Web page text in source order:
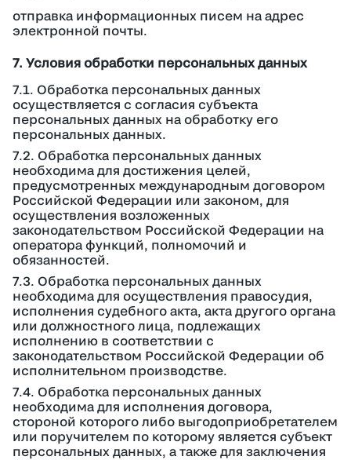
отправка информационных писем на адрес
электронной почты.
7. Условия обработки персональных данных
7.1. Обработка персональных данных
осуществляется с согласия субъекта
персональных данных на обработку его
персональных данных.
7.2. Обработка персональных данных
необходима для достижения целей,
предусмотренных международным договором
Российской Федерации или законом, для
осуществления возложенных
законодательством Российской Федерации на
оператора функций, полномочий и
обязанностей.
7.3. Обработка персональных данных
необходима для осуществления правосудия,
исполнения судебного акта, акта другого органа
или должностного лица, подлежащих
исполнению в соответствии с
законодательством Российской Федерации об
исполнительном производстве.
7.4. Обработка персональных данных
необходима для исполнения договора,
стороной которого либо выгодоприобретателем
или поручителем по которому является субъект
персональных данных, а также для заключения